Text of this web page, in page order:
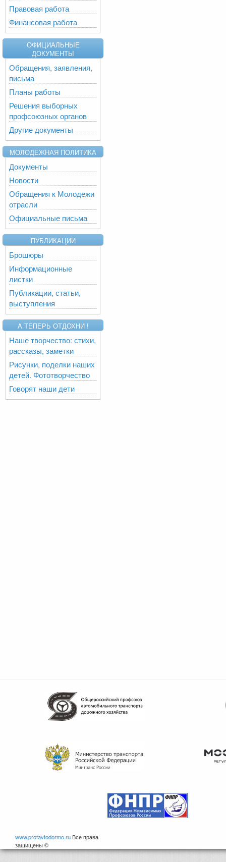
Правовая работа
Финансовая работа
ОФИЦИАЛЬНЫЕ
ДОКУМЕНТЫ
Обращения, заявления,
письма
Планы работы
Решения выборных
профсоюзных органов
Другие документы
МОЛОДЕЖНАЯ ПОЛИТИКА
Документы
Новости
Обращения к Молодежи
отрасли
Официальные письма
ПУБЛИКАЦИИ
Брошюры
Информационные
листки
Публикации, статьи,
выступления
А ТЕПЕРЬ ОТДОХНИ !
Наше творчество: стихи,
рассказы, заметки
Рисунки, поделки наших
детей. Фототворчество
Говорят наши дети
www.profavtodormo.ru Все права
защищены ©